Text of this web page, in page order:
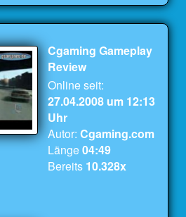
Cgaming Gameplay
Review
Online seit:
27.04.2008um 12:13
Uhr
Autor: Cgaming.com
Länge04:49
Bereits 10.328x